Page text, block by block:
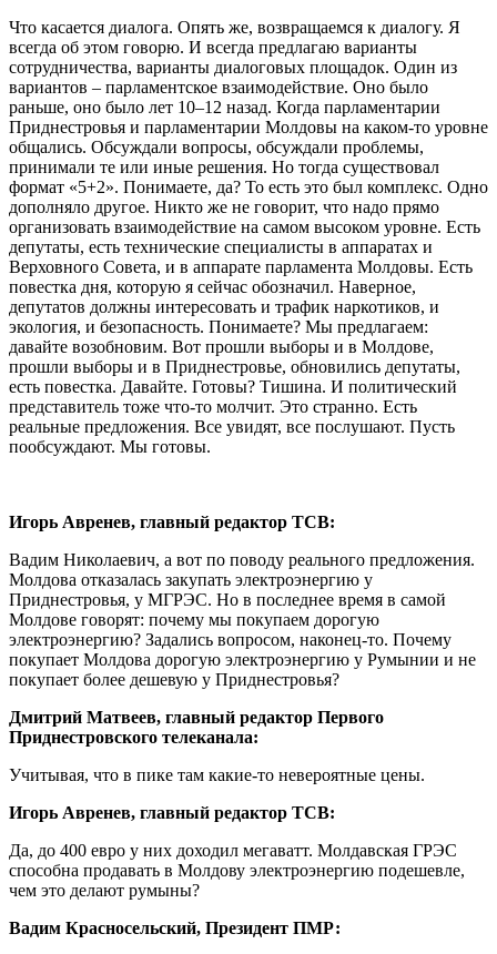
Что касается диалога. Опять же, возвращаемся к диалогу. Я
всегда об этом говорю. И всегда предлагаю варианты
сотрудничества, варианты диалоговых площадок. Один из
вариантов – парламентское взаимодействие. Оно было
раньше, оно было лет 10–12 назад. Когда парламентарии
Приднестровья и парламентарии Молдовы на каком-то уровне
общались. Обсуждали вопросы, обсуждали проблемы,
принимали те или иные решения. Но тогда существовал
формат «5+2». Понимаете, да? То есть это был комплекс. Одно
дополняло другое. Никто же не говорит, что надо прямо
организовать взаимодействие на самом высоком уровне. Есть
депутаты, есть технические специалисты в аппаратах и
Верховного Совета, и в аппарате парламента Молдовы. Есть
повестка дня, которую я сейчас обозначил. Наверное,
депутатов должны интересовать и трафик наркотиков, и
экология, и безопасность. Понимаете? Мы предлагаем:
давайте возобновим. Вот прошли выборы и в Молдове,
прошли выборы и в Приднестровье, обновились депутаты,
есть повестка. Давайте. Готовы? Тишина. И политический
представитель тоже что-то молчит. Это странно. Есть
реальные предложения. Все увидят, все послушают. Пусть
пообсуждают. Мы готовы.
Игорь Авренев, главный редактор ТСВ:
Вадим Николаевич, а вот по поводу реального предложения.
Молдова отказалась закупать электроэнергию у
Приднестровья, у МГРЭС. Но в последнее время в самой
Молдове говорят: почему мы покупаем дорогую
электроэнергию? Задались вопросом, наконец-то. Почему
покупает Молдова дорогую электроэнергию у Румынии и не
покупает более дешевую у Приднестровья?
Дмитрий Матвеев, главный редактор Первого
Приднестровского телеканала:
Учитывая, что в пике там какие-то невероятные цены.
Игорь Авренев, главный редактор ТСВ:
Да, до 400 евро у них доходил мегаватт. Молдавская ГРЭС
способна продавать в Молдову электроэнергию подешевле,
чем это делают румыны?
Вадим Красносельский, Президент ПМР: